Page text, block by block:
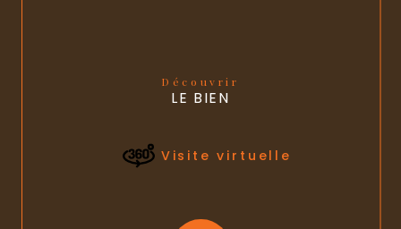
Format de chauffage
Visiophone
Découvrir
LE BIEN
Visite virtuelle